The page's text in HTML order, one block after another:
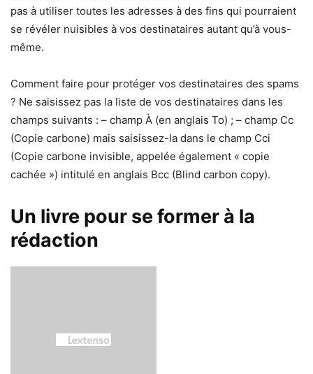
pas à utiliser toutes les adresses à des fins qui pourraient
se révéler nuisibles à vos destinataires autant qu’à vous-
même.
Comment faire pour protéger vos destinataires des spams
? Ne saisissez pas la liste de vos destinataires dans les
champs suivants : – champ À (en anglais To) ; – champ Cc
(Copie carbone) mais saisissez-la dans le champ Cci
(Copie carbone invisible, appelée également « copie
cachée ») intitulé en anglais Bcc (Blind carbon copy).
Un livre pour se former à la
rédaction